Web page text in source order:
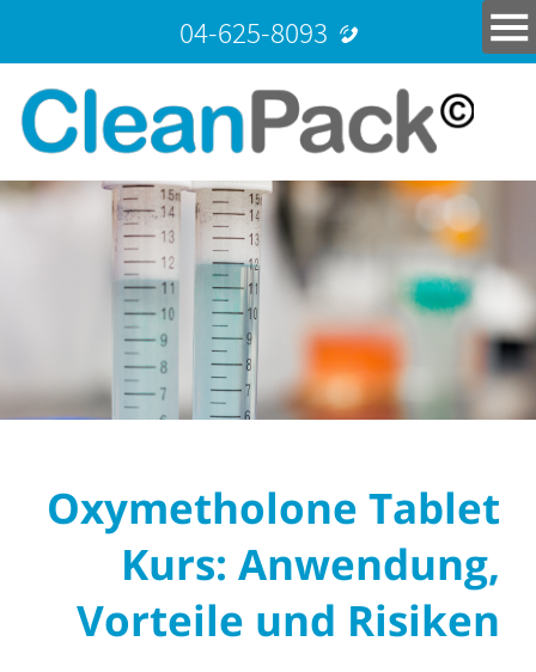
04-625-8093
Oxymetholone Tablet
Kurs: Anwendung,
Vorteile und Risiken